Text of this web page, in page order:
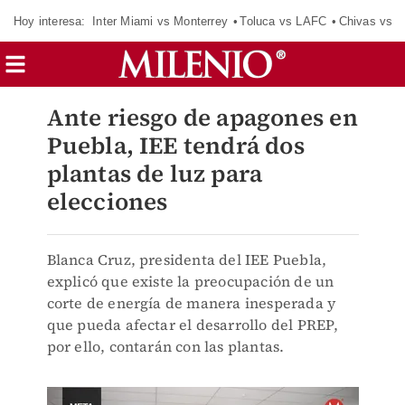
Hoy interesa: Inter Miami vs Monterrey Toluca vs LAFC Chivas vs
Ante riesgo de apagones en
Puebla, IEE tendrá dos
plantas de luz para
elecciones
Blanca Cruz, presidenta del IEE Puebla,
explicó que existe la preocupación de un
corte de energía de manera inesperada y
que pueda afectar el desarrollo del PREP,
por ello, contarán con las plantas.